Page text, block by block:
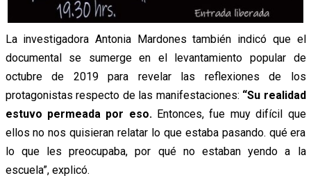
La investigadora Antonia Mardones también indicó que el
documental se sumerge en el levantamiento popular de
octubre de 2019 para revelar las reflexiones de los
protagonistas respecto de las manifestaciones: “Su realidad
estuvo permeada por eso. Entonces, fue muy difícil que
ellos no nos quisieran relatar lo que estaba pasando. qué era
lo que les preocupaba, por qué no estaban yendo a la
escuela”, explicó.